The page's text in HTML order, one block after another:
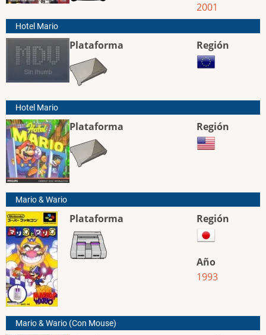
2001
Hotel Mario
Plataforma Región
Hotel Mario
Plataforma Región
Mario & Wario
Plataforma Región
Año
1993
Mario & Wario (Con Mouse)